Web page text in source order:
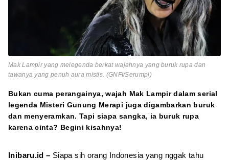
Mak Lampir yang melegenda berkat wajahnya yang buruk rupa dan
tawanya yang penuh aura mistis. (GNFI/Serumpi)
Bukan cuma perangainya, wajah Mak Lampir dalam serial
legenda Misteri Gunung Merapi juga digambarkan buruk
dan menyeramkan. Tapi siapa sangka, ia buruk rupa
karena cinta? Begini kisahnya!
Inibaru.id – Siapa sih orang Indonesia yang nggak tahu